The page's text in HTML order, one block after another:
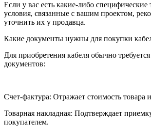
Если у вас есть какие-либо специфические
условия, связанные с вашим проектом,
уточнить их у продавца.
Какие документы нужны для покупки
Для приобретения кабеля обычно
документов:
Счет-фактура: Отражает стоимость товара
Товарная накладная: Подтверждает
покупателем.